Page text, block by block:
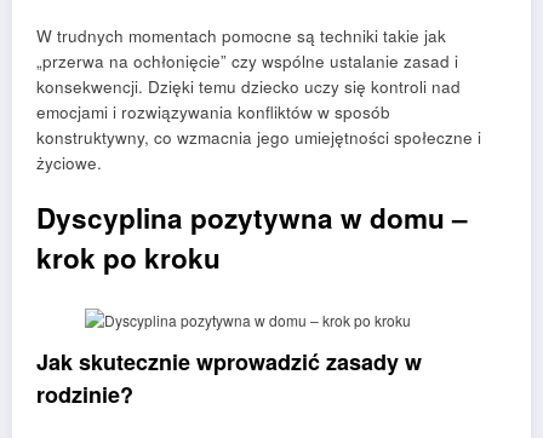
W trudnych momentach pomocne są techniki takie jak
„przerwa na ochłonięcie” czy wspólne ustalanie zasad i
konsekwencji. Dzięki temu dziecko uczy się kontroli nad
emocjami i rozwiązywania konfliktów w sposób
konstruktywny, co wzmacnia jego umiejętności społeczne i
życiowe.
Dyscyplina pozytywna w domu –
krok po kroku
Jak skutecznie wprowadzić zasady w
rodzinie?